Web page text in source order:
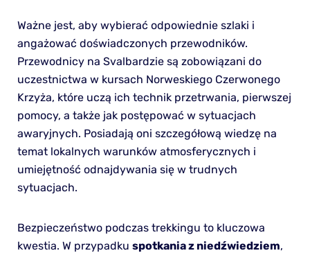
Ważne jest, aby wybierać odpowiednie szlaki i
angażować doświadczonych przewodników.
Przewodnicy na Svalbardzie są zobowiązani do
uczestnictwa w kursach Norweskiego Czerwonego
Krzyża, które uczą ich technik przetrwania, pierwszej
pomocy, a także jak postępować w sytuacjach
awaryjnych. Posiadają oni szczegółową wiedzę na
temat lokalnych warunków atmosferycznych i
umiejętność odnajdywania się w trudnych
sytuacjach.
Bezpieczeństwo podczas trekkingu to kluczowa
kwestia. W przypadku spotkania z niedźwiedziem,